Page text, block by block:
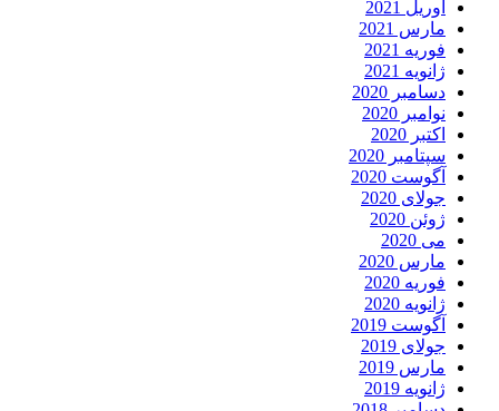
آوریل 2021
مارس 2021
فوریه 2021
ژانویه 2021
دسامبر 2020
نوامبر 2020
اکتبر 2020
سپتامبر 2020
آگوست 2020
جولای 2020
ژوئن 2020
می 2020
مارس 2020
فوریه 2020
ژانویه 2020
آگوست 2019
جولای 2019
مارس 2019
ژانویه 2019